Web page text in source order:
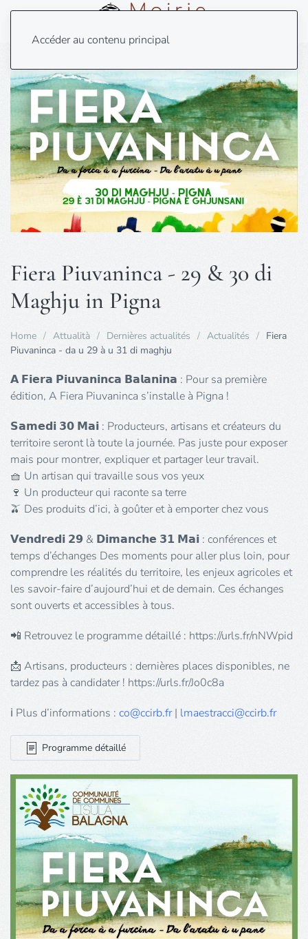
Accéder au contenu principal
Fiera Piuvaninca - 29 & 30 di
Maghju in Pigna
Home Attualità Dernières actualités Actualités
Fiera
Piuvaninca - da u 29 à u 31 di maghju
𝗔 𝗙𝗶𝗲𝗿𝗮 𝗣𝗶𝘂𝘃𝗮𝗻𝗶𝗻𝗰𝗮 𝗕𝗮𝗹𝗮𝗻𝗶𝗻𝗮 : Pour sa première
édition, A Fiera Piuvaninca s’installe à Pigna !
𝗦𝗮𝗺𝗲𝗱𝗶 𝟯𝟬 𝗠𝗮𝗶 : Producteurs, artisans et créateurs du
territoire seront là toute la journée. Pas juste pour exposer
mais pour montrer, expliquer et partager leur travail.
🧺 Un artisan qui travaille sous vos yeux
🍷 Un producteur qui raconte sa terre
🫒 Des produits d’ici, à goûter et à emporter chez vous
𝗩𝗲𝗻𝗱𝗿𝗲𝗱𝗶 𝟮𝟵 & 𝗗𝗶𝗺𝗮𝗻𝗰𝗵𝗲 𝟯𝟭 𝗠𝗮𝗶 : conférences et
temps d’échanges Des moments pour aller plus loin, pour
comprendre les réalités du territoire, les enjeux agricoles et
les savoir-faire d’aujourd’hui et de demain. Ces échanges
sont ouverts et accessibles à tous.
📲 Retrouvez le programme détaillé : https://urls.fr/nNWpid
📩 Artisans, producteurs : dernières places disponibles, ne
tardez pas à candidater ! https://urls.fr/Jo0c8a
ℹ️ Plus d’informations : co@ccirb.fr| lmaestracci@ccirb.fr
Programme détaillé